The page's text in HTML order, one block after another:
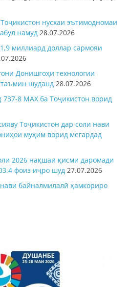
нусхаи эътимодномаи
намуд 28.07.2026
миллиард доллар сармояи
Донишгоҳи технологии
шуданд 28.07.2026
8 MAX ба Тоҷикистон ворид
Тоҷикистон дар соли нави
муҳим ворид мегардад
2026 нақшаи қисми даромади
фоиз иҷро шуд 27.07.2026
байналмилалӣ ҳамкориро